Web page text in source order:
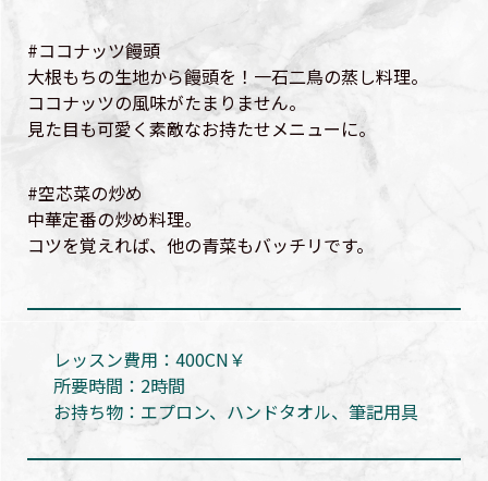
#ココナッツ饅頭
大根もちの生地から饅頭を！一石二鳥の蒸し料理。
ココナッツの風味がたまりません。
見た目も可愛く素敵なお持たせメニューに。
#空芯菜の炒め
中華定番の炒め料理。
コツを覚えれば、他の青菜もバッチリです。
レッスン費用：400CN￥
所要時間：2時間
お持ち物：エプロン、ハンドタオル、筆記用具